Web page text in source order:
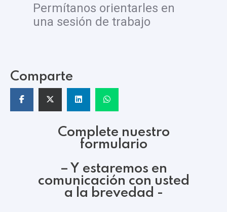
Permítanos orientarles en
una sesión de trabajo
Comparte
Complete nuestro
formulario
– Y estaremos en
comunicación con usted
a la brevedad -